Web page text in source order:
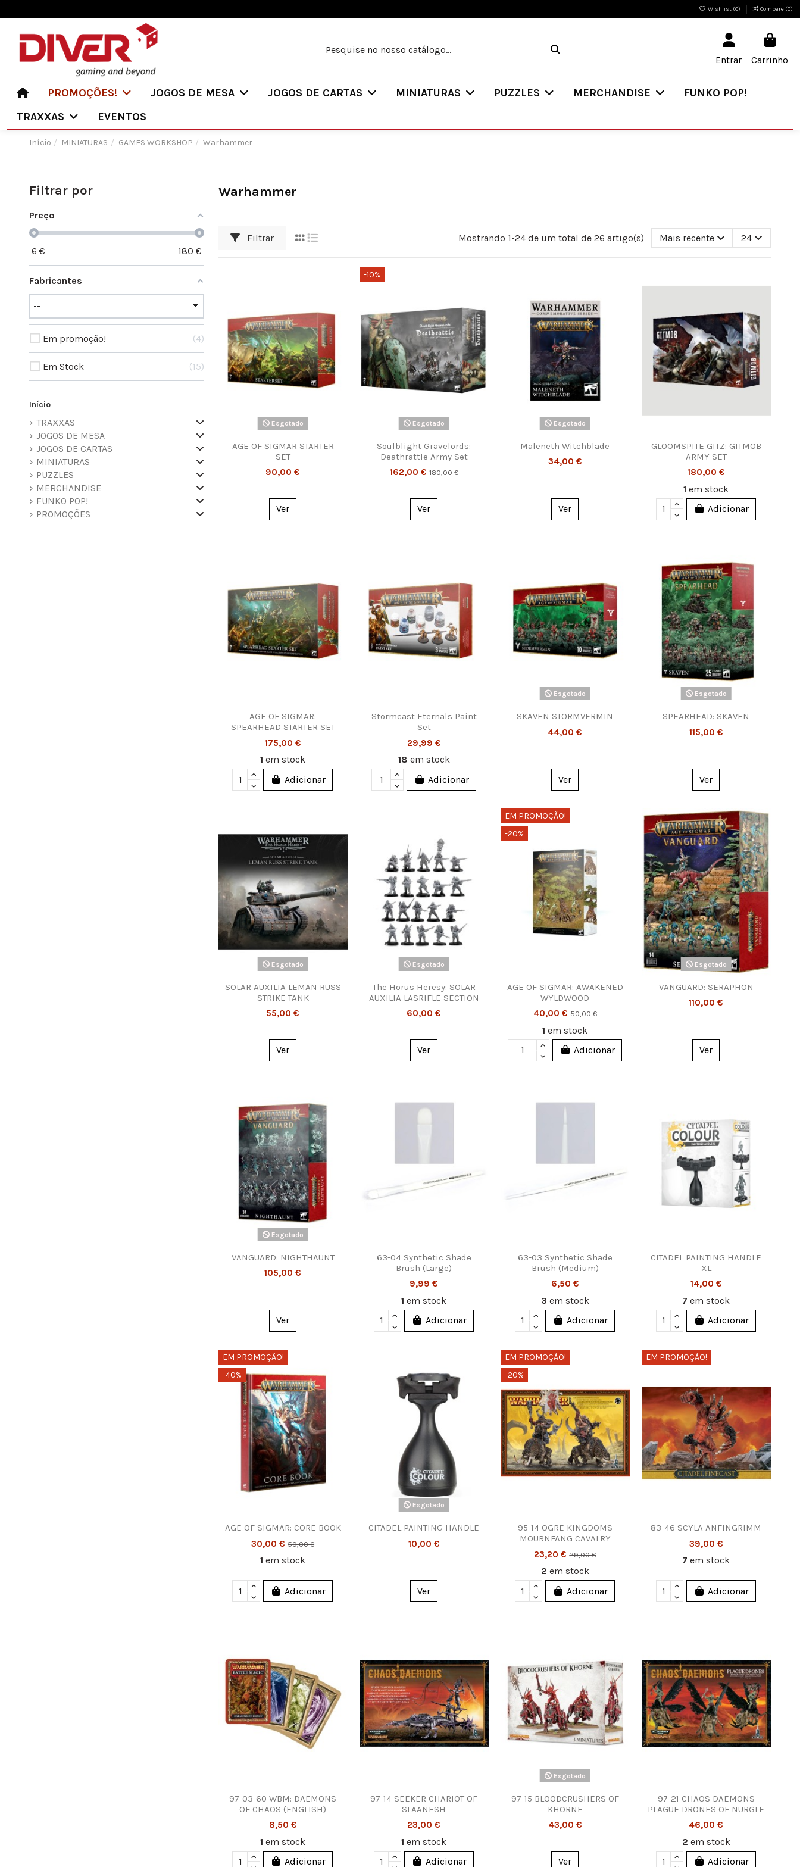
Wishlist (0) Compare (0)
Entrar Carrinho
PROMOÇÕES! JOGOS DE MESA JOGOS DE CARTAS MINIATURAS PUZZLES MERCHANDISE
FUNKO POP!
TRAXXAS
EVENTOS
Início MINIATURAS GAMES WORKSHOP Warhammer
Warhammer
Filtrar Mostrando 1-24 de um total de 26 artigo(s) Mais recente 24
Esgotado
AGE OF SIGMAR STARTER
SET
90,00 €
Ver
-10%
Esgotado
Soulblight Gravelords:
Deathrattle Army Set
162,00 €180,00 €
Ver
Esgotado
Maleneth Witchblade
34,00 €
Ver
GLOOMSPITE GITZ: GITMOB
ARMY SET
180,00 €
1em stock
Adicionar
AGE OF SIGMAR:
SPEARHEAD STARTER SET
175,00 €
1em stock
Adicionar
Stormcast Eternals Paint
Set
29,99 €
18 em stock
Adicionar
Esgotado
SKAVEN STORMVERMIN
44,00 €
Ver
Esgotado
SPEARHEAD: SKAVEN
115,00 €
Ver
Esgotado
SOLAR AUXILIA LEMAN RUSS
STRIKE TANK
55,00 €
Ver
Esgotado
The Horus Heresy: SOLAR
AUXILIA LASRIFLE SECTION
60,00 €
Ver
EM PROMOÇÃO!
-20%
AGE OF SIGMAR: AWAKENED
WYLDWOOD
40,00 €50,00 €
1em stock
Adicionar
Esgotado
VANGUARD: SERAPHON
110,00 €
Ver
Esgotado
VANGUARD: NIGHTHAUNT
105,00 €
Ver
63-04 Synthetic Shade
Brush (Large)
9,99 €
1em stock
Adicionar
63-03 Synthetic Shade
Brush (Medium)
6,50 €
3 em stock
Adicionar
CITADEL PAINTING HANDLE
XL
14,00 €
7em stock
Adicionar
EM PROMOÇÃO!
-40%
AGE OF SIGMAR: CORE BOOK
30,00 €50,00 €
1em stock
Adicionar
Esgotado
CITADEL PAINTING HANDLE
10,00 €
Ver
EM PROMOÇÃO!
-20%
95-14 OGRE KINGDOMS
MOURNFANG CAVALRY
23,20 €29,00 €
2 em stock
Adicionar
EM PROMOÇÃO!
83-46 SCYLA ANFINGRIMM
39,00 €
7em stock
Adicionar
97-03-60 WBM: DAEMONS
OF CHAOS (ENGLISH)
8,50 €
1em stock
Adicionar
97-14 SEEKER CHARIOT OF
SLAANESH
23,00 €
1em stock
Adicionar
Esgotado
97-15 BLOODCRUSHERS OF
KHORNE
43,00 €
Ver
97-21 CHAOS DAEMONS
PLAGUE DRONES OF NURGLE
46,00 €
2 em stock
Adicionar
Filtrar por
Preço
6 € 180 €
Fabricantes
Em promoção! 4
Em Stock 15
Início
TRAXXAS
JOGOS DE MESA
JOGOS DE CARTAS
MINIATURAS
PUZZLES
MERCHANDISE
FUNKO POP!
PROMOÇÕES